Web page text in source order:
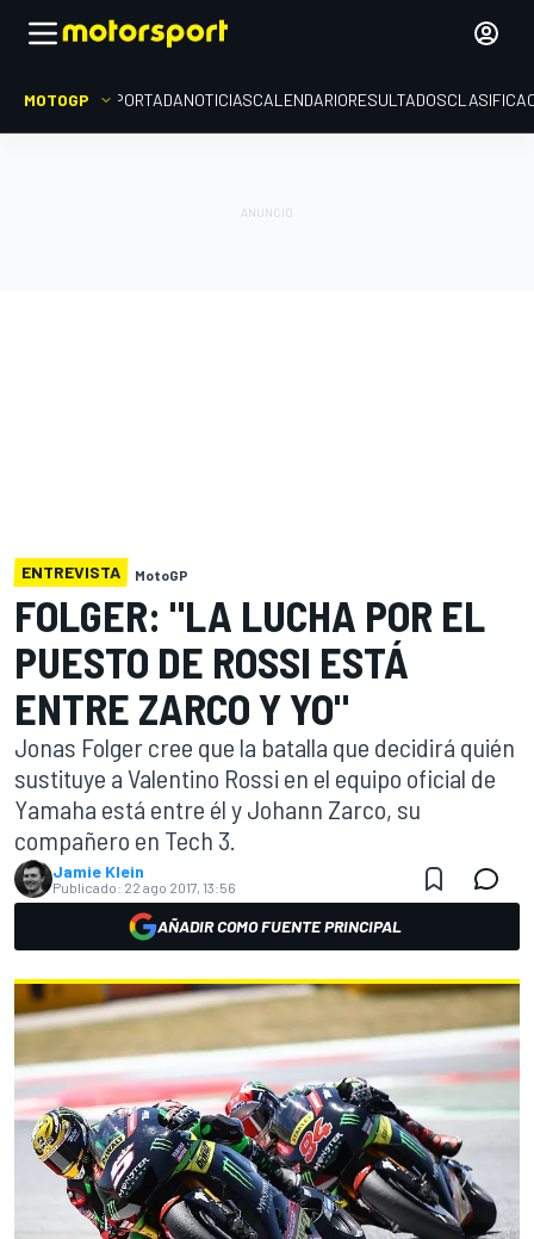
MOTOGP PORTADANOTICIASCALENDARIORESULTADOS
ENTREVISTA MotoGP
FOLGER: "LA LUCHA POR EL
PUESTO DE ROSSI ESTÁ
ENTRE ZARCO Y YO"
Jonas Folger cree que la batalla que decidirá quién
sustituye a Valentino Rossi en el equipo oficial de
Yamaha está entre él y Johann Zarco, su
compañero en Tech 3.
Jamie Klein
Publicado: 22 ago 2017, 13:56
AÑADIR COMO FUENTE PRINCIPAL